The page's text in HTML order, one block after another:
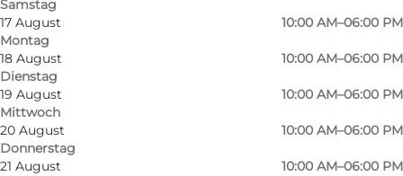
Samstag
17 August
Montag
10:00 AM–06:00 PM
18 August
Dienstag
10:00 AM–06:00 PM
19 August
Mittwoch
10:00 AM–06:00 PM
20 August
Donnerstag
10:00 AM–06:00 PM
21 August
10:00 AM–06:00 PM
dänischen Namen wie Børge Mogensen, Hans
J. Wegner, Arne Jacobsen und Kaare Klint und
viele andere mehr entworfen.
Das Geschäft befindet sich im Stadtzentrum,
gleich um die Ecke des Rathauses und der
Odenseer Dom. Sowohl die Tiefgarage als auch